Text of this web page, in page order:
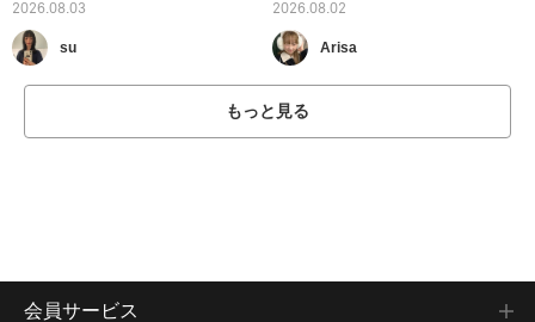
2026.08.03
su
2026.08.02
Arisa
もっと見る
会員サービス